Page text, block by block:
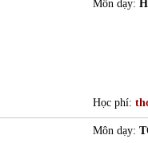
Môn dạy:
Học phí:
Môn dạy: